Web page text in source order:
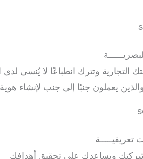
وتترك انطباعًا لا يُنسى لدى
يعملون جنبًا إلى جنب لإنشاء هوية
تعريفيـــــة
ويساعدك على تحقيق أهدافك